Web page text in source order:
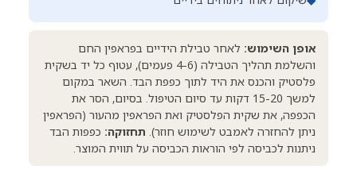
אופן השימוש: לאחר טבילת הידיים בפראפין החם
והשלמת תהליך הטבילה (4-6 פעמים), עטוף כל יד בשקית
פלסטיק והכנס את היד לתוך כפפת הבד. השאר במקום
למשך 15-20 דקות עד סיום הטיפול. בסיום, הסר את
הכפפה, את שקית הפלסטיק ואת הפראפין מהעור (הפראפין
ניתן להחזרה לאמבט לשימוש חוזר). תחזוקה: כפפות הבד
ניתנות לכביסה לפי הוראות הכביסה על תווית המוצר.